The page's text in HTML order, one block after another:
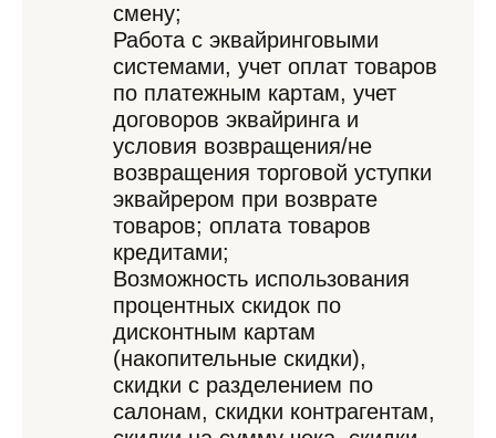
смену;
Работа с эквайринговыми
системами, учет оплат товаров
по платежным картам, учет
договоров эквайринга и
условия возвращения/не
возвращения торговой уступки
эквайрером при возврате
товаров; оплата товаров
кредитами;
Возможность использования
процентных скидок по
дисконтным картам
(накопительные скидки),
скидки с разделением по
салонам, скидки контрагентам,